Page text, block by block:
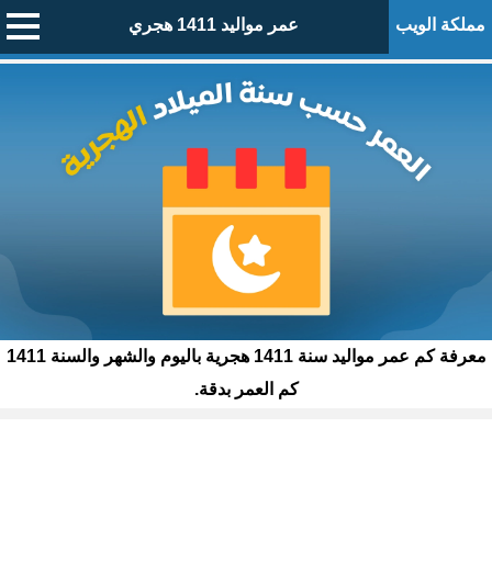
مملكة الويب عمر مواليد 1411 هجري
معرفة كم عمر مواليد سنة 1411 هجرية باليوم والشهر والسنة 1411
كم العمر بدقة.